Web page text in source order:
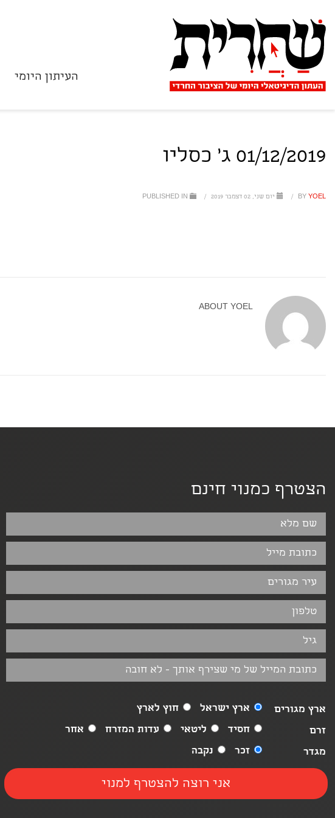
העיתון היומי
01/12/2019 ג' כסליו
BY YOEL
/ יום שני, 02 דצמבר 2019 /
ABOUT YOEL
הצטרף כמנוי חינם
ארץ מגורים ארץ ישראל
חוץ לארץ
זרם
חסיד ליטאי עדות המזרח
אחר
מגדר
זכר נקבה